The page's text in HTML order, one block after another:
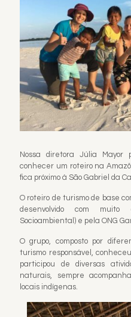
Nossa diretora Júlia Mayor
conhecer um roteiro na
fica próximo à São Gabriel da
O roteiro de turismo de base
desenvolvido com
Socioambiental) e pela ONG
O grupo, composto por
turismo responsável,
participou de diversas
naturais, sempre
locais indígenas.